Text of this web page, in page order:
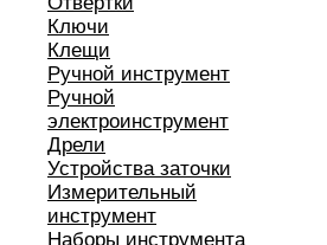
Ключи
Клещи
Ручной инструмент
Ручной
электроинструмент
Дрели
Устройства заточки
Измерительный
инструмент
Наборы инструмента